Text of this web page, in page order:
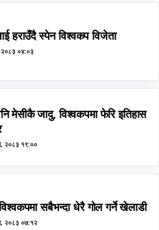
हराउँदै स्पेन विश्वकप विजेता
२०८३ ०४:०३
मेसीकै जादु, विश्वकपमा फेरि इतिहास
२०८३ १९:००
सबैभन्दा धेरै गोल गर्ने खेलाडी
२०८३ ०७:१२